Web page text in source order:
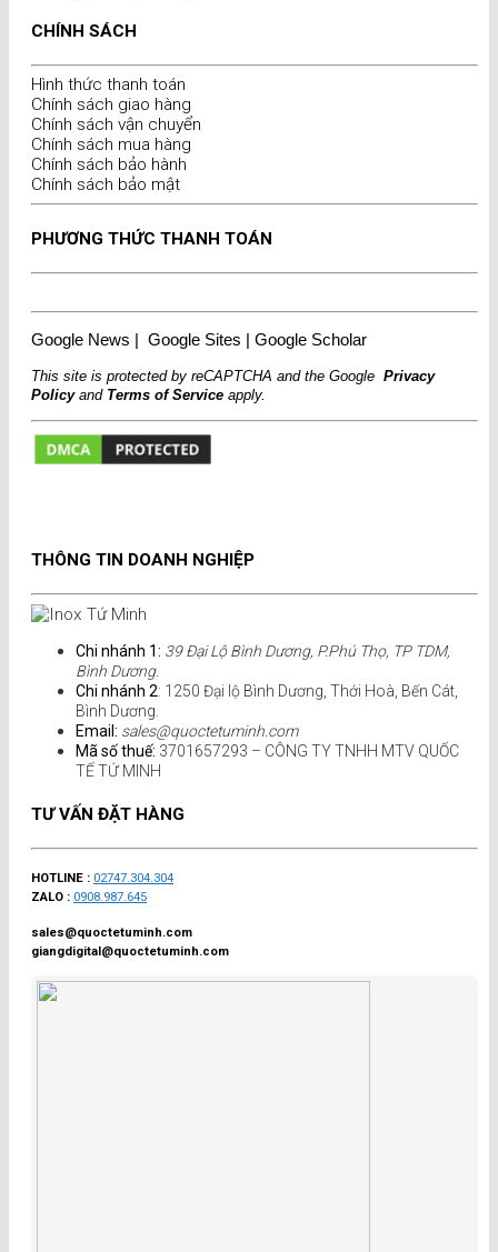
CHÍNH SÁCH
Hình thức thanh toán
Chính sách giao hàng
Chính sách vận chuyển
Chính sách mua hàng
Chính sách bảo hành
Chính sách bảo mật
PHƯƠNG THỨC THANH TOÁN
Google News | Google Sites | Google Scholar
This site is protected by reCAPTCHA and the Google Privacy
PolicyandTerms of Service apply.
THÔNG TIN DOANH NGHIỆP
Chi nhánh 1: 39 Đại Lộ Bình Dương, P.Phú Thọ, TP TDM,
Bình Dương.
Chi nhánh 2: 1250 Đại lộ Bình Dương, Thới Hoà, Bến Cát,
Bình Dương.
Email: sales@quoctetuminh.com
Mã số thuế: 3701657293 – CÔNG TY TNHH MTV QUỐC
TẾ TỨ MINH
TƯ VẤN ĐẶT HÀNG
HOTLINE : 02747.304.304
ZALO : 0908.987.645
sales@quoctetuminh.com
giangdigital@quoctetuminh.com